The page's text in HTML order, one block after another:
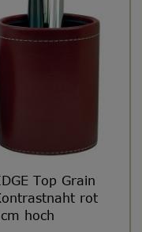
Top Grain
rot
hoch